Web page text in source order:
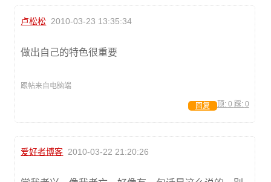
卢松松 2010-03-23 13:35:34
做出自己的特色很重要
跟帖来自电脑端
顶: 0 踩: 0
回复
爱好者博客 2010-03-22 21:20:26